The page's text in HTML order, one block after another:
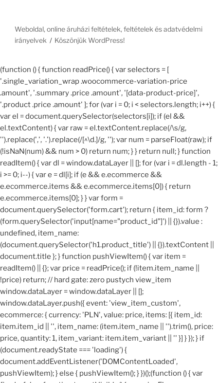
Weboldal, online áruházi feltételek, feltételek és adatvédelmi
irányelvek
Köszönjük WordPress!
(function () { function readPrice() { var selectors = [
'.single_variation_wrap .woocommerce-variation-price
.amount', '.summary .price .amount', '[data-product-price]',
'.product .price .amount' ]; for (var i = 0; i < selectors.length; i++) {
var el = document.querySelector(selectors[i]); if (el &&
el.textContent) { var raw = el.textContent.replace(/\s/g,
'').replace(',', '.').replace(/[^\d.]/g, ''); var num = parseFloat(raw); if
(!isNaN(num) && num > 0) return num; } } return null; } function
readItem() { var dl = window.dataLayer || []; for (var i = dl.length - 1;
i >= 0; i--) { var e = dl[i]; if (e && e.ecommerce &&
e.ecommerce.items && e.ecommerce.items[0]) { return
e.ecommerce.items[0]; } } var form =
document.querySelector('form.cart'); return { item_id: form ?
(form.querySelector('input[name="product_id"]') || {}).value :
undefined, item_name:
(document.querySelector('h1.product_title') || {}).textContent ||
document.title }; } function pushViewItem() { var item =
readItem() || {}; var price = readPrice(); if (!item.item_name ||
!price) return; // hard gate: zero pustych view_item
window.dataLayer = window.dataLayer || [];
window.dataLayer.push({ event: 'view_item_custom',
ecommerce: { currency: 'PLN', value: price, items: [{ item_id:
item.item_id || '', item_name: (item.item_name || '').trim(), price:
price, quantity: 1, item_variant: item.item_variant || '' }] } }); } if
(document.readyState === 'loading') {
document.addEventListener('DOMContentLoaded',
pushViewItem); } else { pushViewItem(); } })();(function () { var